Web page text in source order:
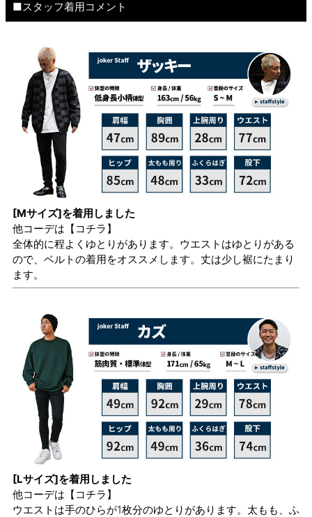
■スタッフ着用コメント
[Mサイズ]を着用しました
他コーデは 【コチラ】
全体的に程よくゆとりがあります。ウエストはゆとりがある
ので、ベルトの着用をオススメします。丈は少し裾にたまり
ます。
[Lサイズ]を着用しました
他コーデは 【コチラ】
ウエストは手のひらが1枚分のゆとりがあります。太もも、ふ